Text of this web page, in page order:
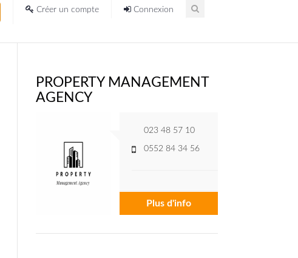
Créer un compte Connexion
PROPERTY MANAGEMENT
AGENCY
023 48 57 10
0552 84 34 56
Plus d'info